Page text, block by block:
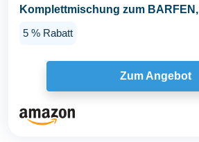
Komplettmischung zum
5 % Rabatt
Zum Angebot